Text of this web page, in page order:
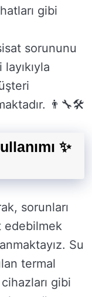
gibi
sorununu
👨‍🔧🛠️
✨
sorunları
edebilmek
Su
termal
gibi